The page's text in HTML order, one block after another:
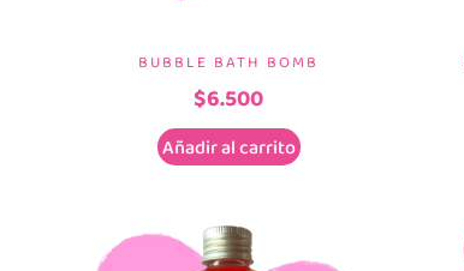
BUBBLE BATH BOMB
$6.500
Añadir al carrito